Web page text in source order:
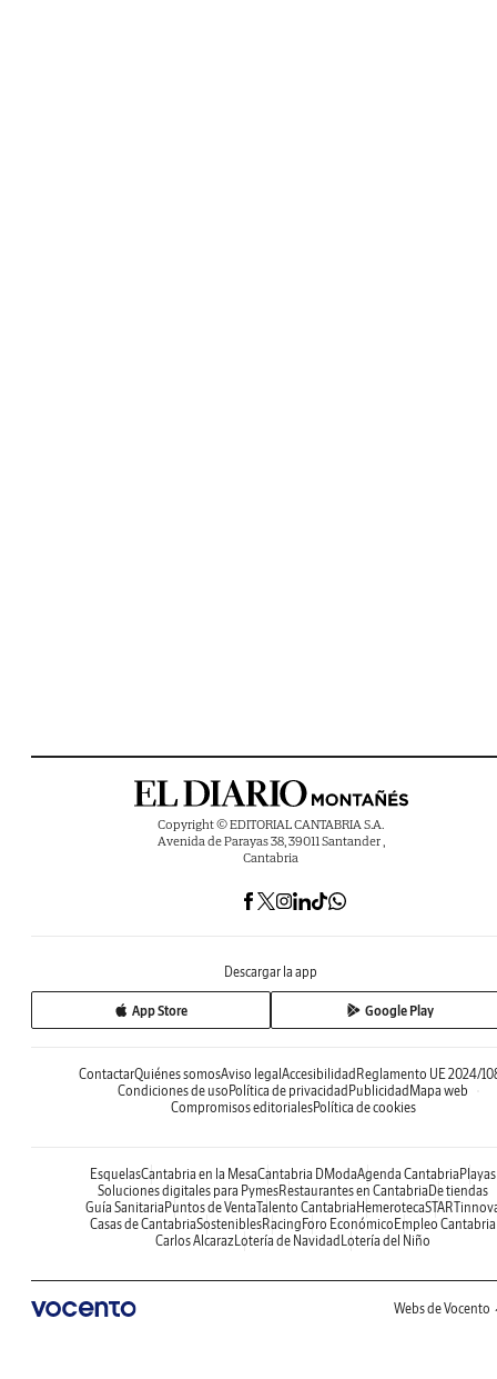
Copyright © EDITORIAL CANTABRIA S.A.
Avenida de Parayas 38, 39011 Santander ,
Cantabria
Descargar la app
App Store Google Play
ContactarQuiénes somosAviso legal Accesibilidad Reglamento UE 2024/
Condiciones de uso Política de privacidad Publicidad Mapa web
Compromisos editorialesPolítica de cookies
EsquelasCantabria en la MesaCantabria DModaAgenda Cantabria Playas
Soluciones digitales para PymesRestaurantes en Cantabria De tiendas
Guía Sanitaria Puntos de VentaTalento Cantabria Hemeroteca
Casas de CantabriaSosteniblesRacing Foro Económico Empleo Cantabria
Carlos AlcarazLotería de Navidad Lotería del Niño
Webs de Vocento